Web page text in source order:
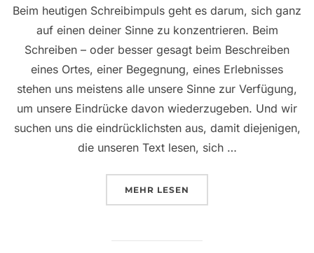
Beim heutigen Schreibimpuls geht es darum, sich ganz
auf einen deiner Sinne zu konzentrieren. Beim
Schreiben – oder besser gesagt beim Beschreiben
eines Ortes, einer Begegnung, eines Erlebnisses
stehen uns meistens alle unsere Sinne zur Verfügung,
um unsere Eindrücke davon wiederzugeben. Und wir
suchen uns die eindrücklichsten aus, damit diejenigen,
die unseren Text lesen, sich …
MEHR ÜBER „SCHREIBIMPULS AM
LESEN